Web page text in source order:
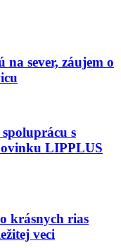
sever, záujem o
s
LIPPLUS
krásnych rias
veci